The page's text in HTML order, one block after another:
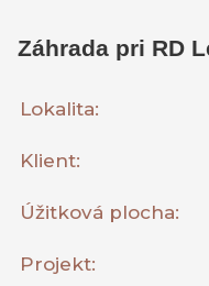
Záhrada pri RD
Lokalita:
Klient:
Úžitková plocha:
Projekt: